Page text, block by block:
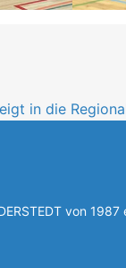
in die
von 1987